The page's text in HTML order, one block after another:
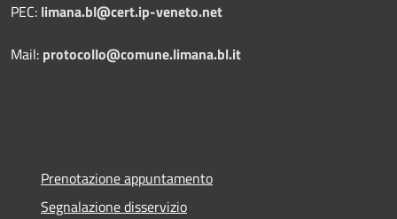
PEC: limana.bl@cert.ip-veneto.net
Mail: protocollo@comune.limana.bl.it
Prenotazione appuntamento
Segnalazione disservizio